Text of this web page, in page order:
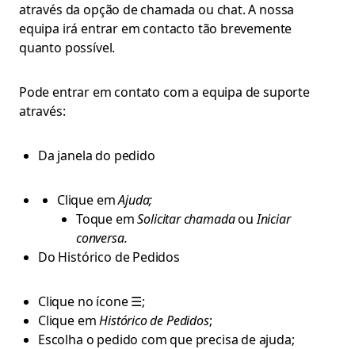
através da opção de chamada ou chat. A nossa
equipa irá entrar em contacto tão brevemente
quanto possível.
Pode entrar em contato com a equipa de suporte
através:
Da janela do pedido
Clique emAjuda;
Toque emSolicitar chamadaouIniciar
conversa.
Do Histórico de Pedidos
Clique no ícone ☰;
Clique emHistórico de Pedidos;
Escolha o pedido com que precisa de ajuda;